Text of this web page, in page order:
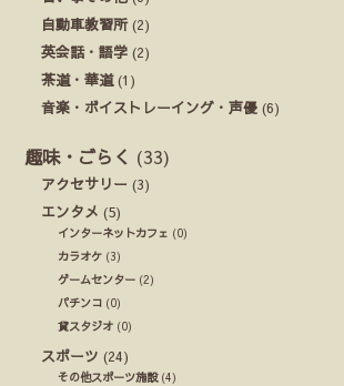
自動車教習所(2)
英会話・語学 (2)
茶道・華道(1)
音楽・ボイストレーイング・声優 (6)
趣味・ごらく (33)
アクセサリー (3)
エンタメ (5)
インターネットカフェ (0)
カラオケ (3)
ゲームセンター (2)
パチンコ (0)
貸スタジオ (0)
スポーツ (24)
その他スポーツ施設(4)